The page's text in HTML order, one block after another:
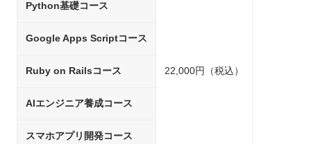
Python基礎コース
22,000円（税込）
Google Apps Scriptコース
Ruby on Railsコース
AIエンジニア養成コース
スマホアプリ開発コース